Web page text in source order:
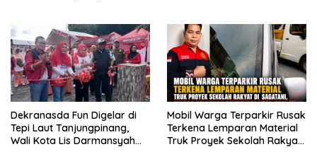
Dekranasda Fun Digelar di
Tepi Laut Tanjungpinang,
Wali Kota Lis Darmansyah
Mobil Warga Terparkir Rusak
Terkena Lemparan Material
Truk Proyek Sekolah Rakyat